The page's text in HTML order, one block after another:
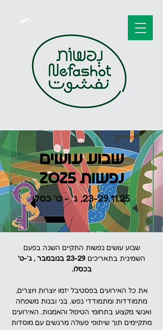
שבוע עושים
נפשות 2025
23-29.11.25, ג' - ט' כסלו
שבוע עושים נפשות התקיים השנה בפעם
השמינית בתאריכים
23-29 בנובמבר , ג'-ט'
בכסלו.
את כל האירועים בפסטיבל יזמו יוצרות ויוצרים,
מתמודדות ומתמודדי נפש, בני ובנות משפחה
ואנשי מקצוע בתחומי הטיפול והאמנות. האירועים
מתקיימים תוך שיתופי פעולה מרגשים עם מוסדות